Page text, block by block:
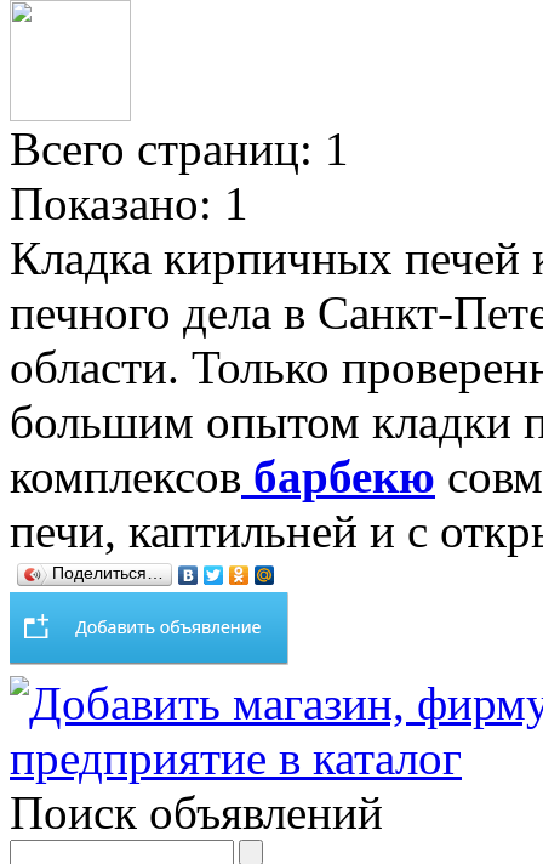
Всего страниц: 1
Показано: 1
Кладка кирпичных печей
печного дела в Санкт-
области. Только
большим опытом кладки
комплексов барбекю
печи, каптильней и с
Поделиться…
Поиск объявлений